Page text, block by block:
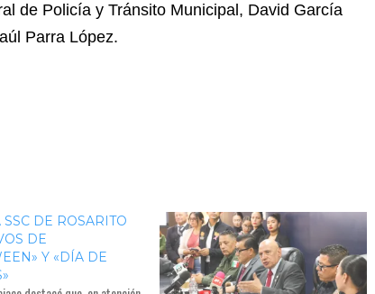
de Policía y Tránsito Municipal, David García
Parra López.
SSC DE ROSARITO
DE
Y «DÍA DE